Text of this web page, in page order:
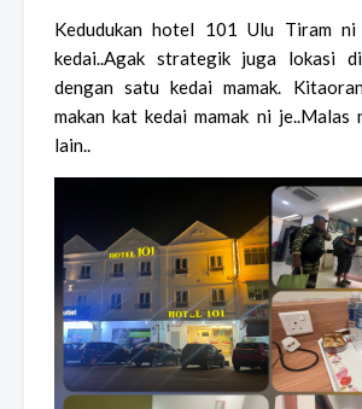
Kedudukan hotel 101 Ulu Tiram ni
kedai..Agak strategik juga lokasi
dengan satu kedai mamak.
makan kat kedai mamak ni je..Malas
lain..